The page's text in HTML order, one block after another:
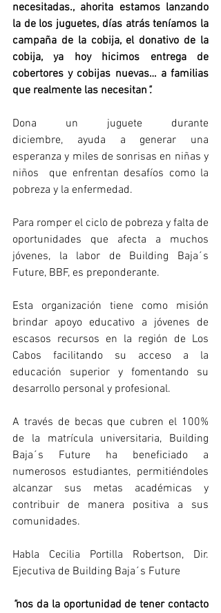
necesitadas., ahorita estamos lanzando
la de los juguetes, días atrás teníamos la
campaña de la cobija, el donativo de la
cobija, ya hoy hicimos entrega de
cobertores y cobijas nuevas… a familias
que realmente las necesitan ".
Dona un juguete durante
diciembre, ayuda a generar una
esperanza y miles de sonrisas en niñas y
niños  que enfrentan desafíos como la
pobreza y la enfermedad.
Para romper el ciclo de pobreza y falta de
oportunidades que afecta a muchos
jóvenes, la labor de Building Baja´s
Future, BBF, es preponderante.
Esta organización tiene como misión
brindar apoyo educativo a jóvenes de
escasos recursos en la región de Los
Cabos facilitando su acceso a la
educación superior y fomentando su
desarrollo personal y profesional.
A través de becas que cubren el 100%
de la matrícula universitaria, Building
Baja´s Future ha beneficiado a
numerosos estudiantes, permitiéndoles
alcanzar sus metas académicas y
contribuir de manera positiva a sus
comunidades.
Habla Cecilia Portilla Robertson, Dir.
Ejecutiva de Building Baja´s Future
"nos da la oportunidad de tener contacto